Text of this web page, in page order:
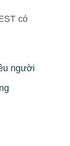
có
người